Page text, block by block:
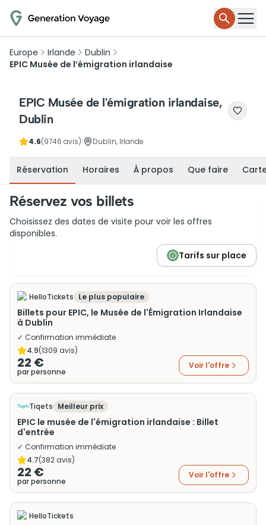
Europe Irlande
Dublin
EPIC Musée de l’émigration irlandaise
EPIC Musée de l'émigration irlandaise,
Dublin
4.6(9746 avis) Dublin, Irlande
Réservation Horaires À propos Que faire
Réservez vos billets
Choisissez des dates de visite pour voir les offres
disponibles.
Tarifs sur place
HelloTickets Le plus populaire
Billets pour EPIC, le Musée de l'Émigration Irlandaise
à Dublin
✓ Confirmation immédiate
4.9(1309 avis)
22 €
par personne
Voir l'offre
Tiqets Meilleur prix
EPIC le musée de l'émigration irlandaise : Billet
d'entrée
✓ Confirmation immédiate
4.7(382avis)
22 €
par personne
Voir l'offre
HelloTickets